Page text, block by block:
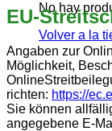
No hay
Volver a la
EU-
Angaben zur
Möglichkeit,
richten: https://
Sie können
angegebene E-